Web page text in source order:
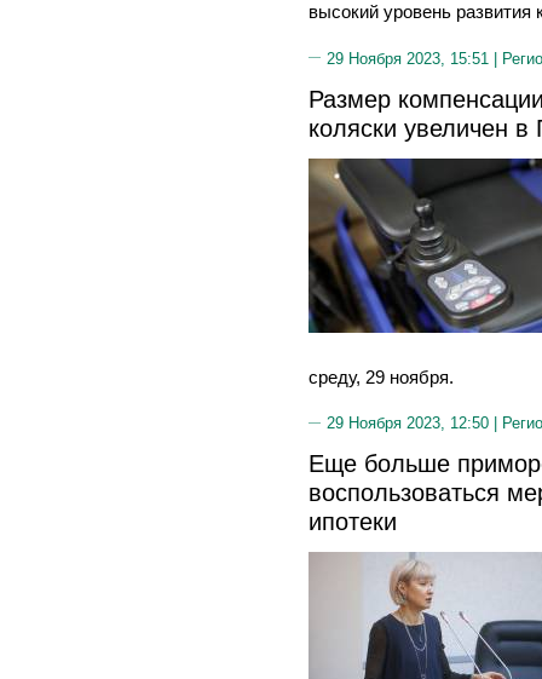
высокий уровень
29 Ноября 2023, 15:51 |
Размер
коляски увеличен
среду, 29 ноября.
29 Ноября 2023, 12:50 |
Еще больше
воспользоваться
ипотеки